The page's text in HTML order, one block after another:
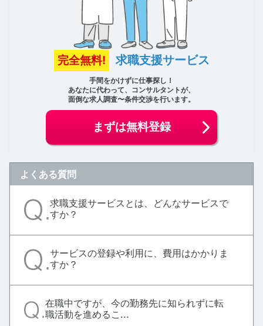
完全無料! 求職支援サービス
手間をかけずに仕事探し！
あなたに代わって、コンサルタントが、
面倒な求人調査〜条件交渉を行います。
まずは無料登録
よくある質問
求職支援サービスとは、どんなサービスで
すか？
サービスの登録や利用に、費用はかかりま
すか？
在職中ですが、今の勤務先に知られずに転
職活動を進めるこ...